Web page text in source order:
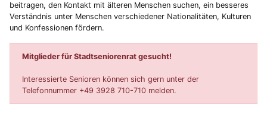
beitragen, den Kontakt mit älteren Menschen suchen, ein besseres
Verständnis unter Menschen verschiedener Nationalitäten, Kulturen
und Konfessionen fördern.
Mitglieder für Stadtseniorenrat gesucht!
Interessierte Senioren können sich gern unter der
Telefonnummer +49 3928 710-710 melden.